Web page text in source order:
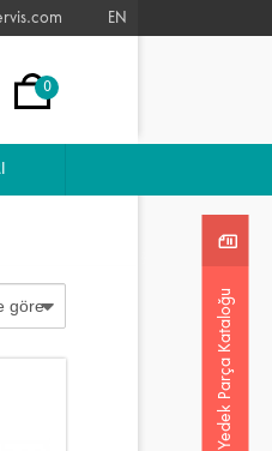
Yedek Parça Kataloğu
EN
0